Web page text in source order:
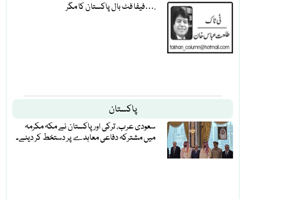
فیفا فٹ بال پاکستان کا مگر….
پاکستان
سعودی عرب، ترکی اور پاکستان نے مکہ مکرمہ
میں مشترکہ دفاعی معاہدے پر دستخط کر دیئے۔